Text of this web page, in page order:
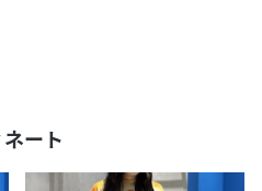
ート